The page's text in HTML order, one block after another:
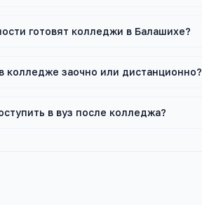
готовят колледжи в Балашихе?
колледже заочно или дистанционно?
в вуз после колледжа?